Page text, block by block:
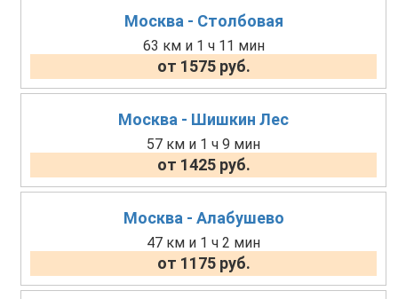
Москва - Столбовая
63 км и 1 ч 11 мин
от 1575 руб.
Москва - Шишкин Лес
57 км и 1 ч 9 мин
от 1425 руб.
Москва - Алабушево
47 км и 1 ч 2 мин
от 1175 руб.